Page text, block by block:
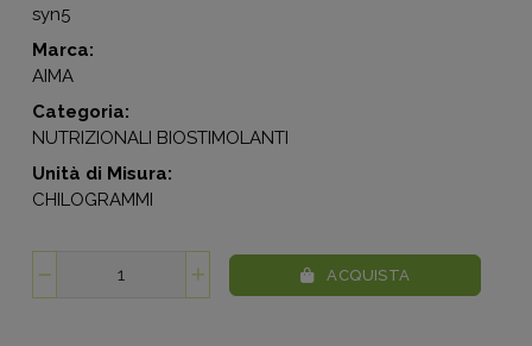
syn5
Marca:
AIMA
Categoria:
NUTRIZIONALI BIOSTIMOLANTI
Unità di Misura:
CHILOGRAMMI
ACQUISTA